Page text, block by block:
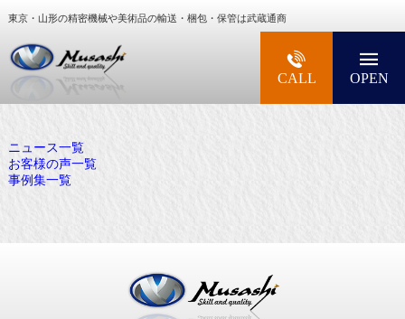
東京・山形の精密機械や美術品の輸送・梱包・保管は武蔵通商
大型精密機械・美術品・高級楽器の梱包・輸送
CALL OPEN
ニュース一覧
お客様の声一覧
事例集一覧